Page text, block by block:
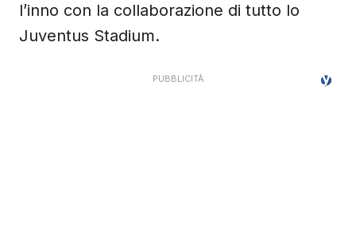
l’inno con la collaborazione di tutto lo
Juventus Stadium.